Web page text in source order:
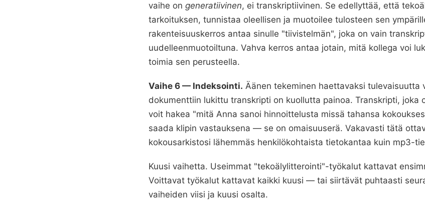
vaihe on generatiivinen, ei transkriptiivinen. Se edellyttää, että
tarkoituksen, tunnistaa oleellisen ja muotoilee tulosteen sen
rakenteisuuskerros antaa sinulle "tiivistelmän", joka on vain
uudelleenmuotoiltuna. Vahva kerros antaa jotain, mitä kollega voi
toimia sen perusteella.
Vaihe 6 — Indeksointi. Äänen tekeminen haettavaksi tulevaisuutta
dokumenttiin lukittu transkripti on kuollutta painoa. Transkripti, joka
voit hakea "mitä Anna sanoi hinnoittelusta missä tahansa
saada klipin vastauksena — se on omaisuuserä. Vakavasti tätä
kokousarkistosi lähemmäs henkilökohtaista tietokantaa kuin mp3-
Kuusi vaihetta. Useimmat "tekoälylitterointi"-työkalut kattavat
Voittavat työkalut kattavat kaikki kuusi — tai siirtävät puhtaasti
vaiheiden viisi ja kuusi osalta.